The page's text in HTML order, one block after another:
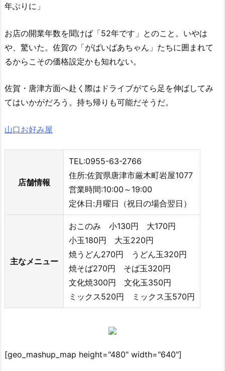
年ぶりに」
お店の開業年数を聞けば「52年です」とのこと。いやは
や、驚いた。佐賀の「がばいばあちゃん」たちに囲まれて
るからこその価格設定かも知れない。
佐賀・唐津方面へ赴く際はドライブがてら足を伸ばしてみ
てはいかがだろう。持ち帰りも可能だそうだ。
山口お好み屋
店舗情報
TEL:0955-63-2766
住所:佐賀県唐津市厳木町岩屋1077
営業時間:10:00～19:00
定休日:月曜日（祝日の場合翌日）
主なメニュー
おこのみ 小130円 大170円
小玉180円 大玉220円
焼うどん270円 うどん玉320円
焼そば270円 そば玉320円
文化焼300円 文化玉350円
ミックス520円 ミックス玉570円
[geo_mashup_map height="480" width="640"]